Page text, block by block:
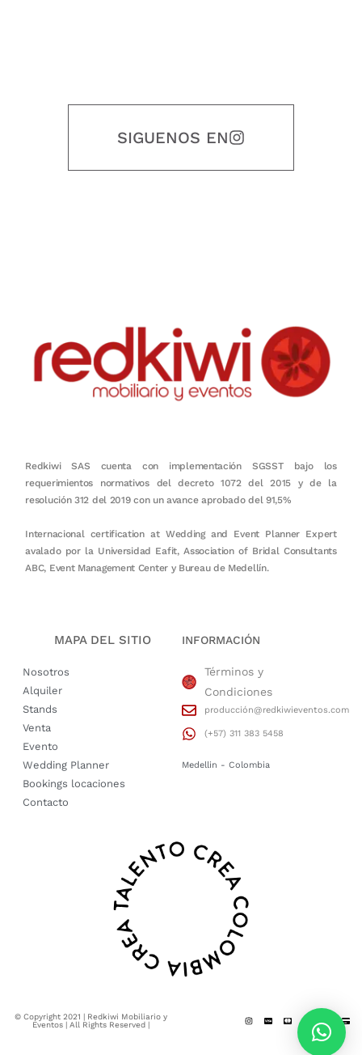
SIGUENOS EN
Redkiwi SAS cuenta con implementación SGSST bajo los
requerimientos normativos del decreto 1072 del 2015 y de la
resolución 312 del 2019 con un avance aprobado del 91,5%
Internacional certification at Wedding and Event Planner Expert
avalado por la Universidad Eafit, Association of Bridal Consultants
ABC, Event Management Center y Bureau de Medellín.
MAPA DEL SITIO
Nosotros
Alquiler
Stands
Venta
Evento
Wedding Planner
Bookings locaciones
Contacto
INFORMACIÓN
Términos y
Condiciones
producción@redkiwieventos.com
(+57) 311 383 5458
Medellin - Colombia
© Copyright 2021 | Redkiwi Mobiliario y
Eventos | All Rights Reserved |